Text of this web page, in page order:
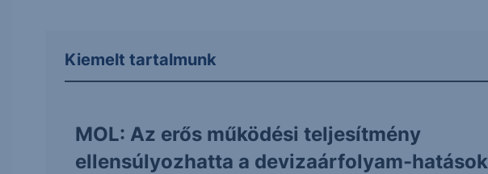
Kiemelt tartalmunk
MOL: Az erős működési teljesítmény
ellensúlyozhatta a devizaárfolyam-hatások